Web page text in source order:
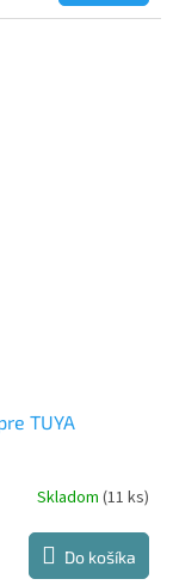
TUYA
Skladom (11 ks)
Do košíka